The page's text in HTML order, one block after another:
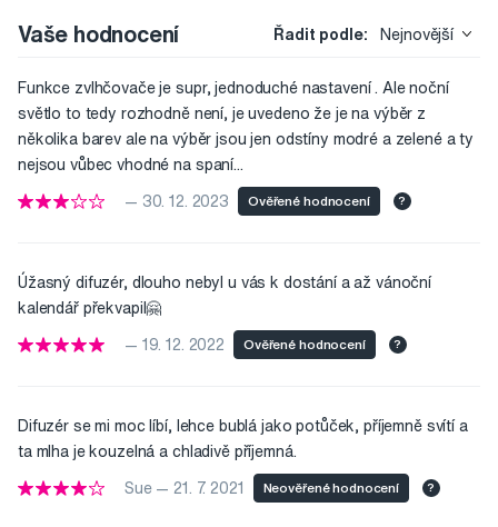
Vaše hodnocení Řadit podle: Nejnovější
Funkce zvlhčovače je supr, jednoduché nastavení . Ale noční
světlo to tedy rozhodně není, je uvedeno že je na výběr z
několika barev ale na výběr jsou jen odstíny modré a zelené a ty
nejsou vůbec vhodné na spaní...
— 30. 12. 2023 Ověřené hodnocení ?
Úžasný difuzér, dlouho nebyl u vás k dostání a až vánoční
kalendář překvapil🤗
— 19. 12. 2022 Ověřené hodnocení ?
Difuzér se mi moc líbí, lehce bublá jako potůček, příjemně svítí a
ta mlha je kouzelná a chladivě příjemná.
Sue — 21. 7. 2021 Neověřené hodnocení ?